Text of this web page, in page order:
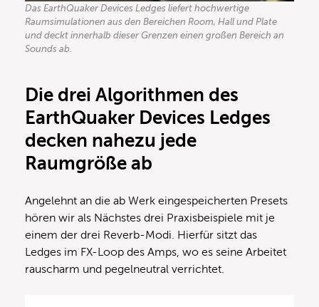
Das EarthQuaker Devices Ledges liefert hochwertige
Raumsimulationen aus den Bereichen Room, Hall und Plate
und deckt innerhalb dieser Grenzen einen großen Bereich an
Sounds ab.
Die drei Algorithmen des
EarthQuaker Devices Ledges
decken nahezu jede
Raumgröße ab
Angelehnt an die ab Werk eingespeicherten Presets
hören wir als Nächstes drei Praxisbeispiele mit je
einem der drei Reverb-Modi. Hierfür sitzt das
Ledges im FX-Loop des Amps, wo es seine Arbeitet
rauscharm und pegelneutral verrichtet.